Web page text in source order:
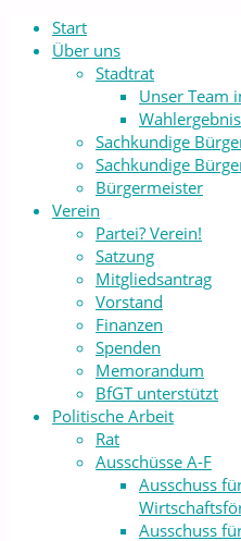
Start
Über uns
Stadtrat
Unser Team
Sachkundige
Sachkundige
Bürgermeister
Verein
Partei? Verein!
Satzung
Mitgliedsantrag
Vorstand
Finanzen
Spenden
Memorandum
BfGT unterstützt
Politische Arbeit
Rat
Ausschüsse A-F
Ausschuss
Ausschuss